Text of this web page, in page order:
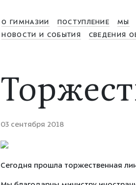
О ГИМНАЗИИ ПОСТУПЛЕНИЕ МЫ
НОВОСТИ И СОБЫТИЯ
СВЕДЕНИЯ
03 сентября 2018
Сегодня прошла торжественная